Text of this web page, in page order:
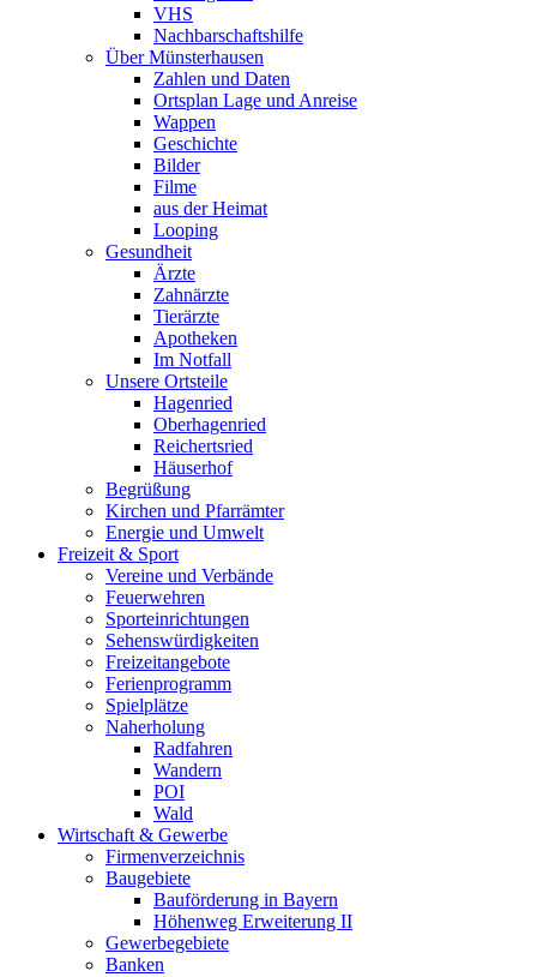
VHS
Nachbarschaftshilfe
Über Münsterhausen
Zahlen und Daten
Ortsplan Lage und Anreise
Wappen
Geschichte
Bilder
Filme
aus der Heimat
Looping
Gesundheit
Ärzte
Zahnärzte
Tierärzte
Apotheken
Im Notfall
Unsere Ortsteile
Hagenried
Oberhagenried
Reichertsried
Häuserhof
Begrüßung
Kirchen und Pfarrämter
Energie und Umwelt
Freizeit & Sport
Vereine und Verbände
Feuerwehren
Sporteinrichtungen
Sehenswürdigkeiten
Freizeitangebote
Ferienprogramm
Spielplätze
Naherholung
Radfahren
Wandern
POI
Wald
Wirtschaft & Gewerbe
Firmenverzeichnis
Baugebiete
Bauförderung in Bayern
Höhenweg Erweiterung II
Gewerbegebiete
Banken